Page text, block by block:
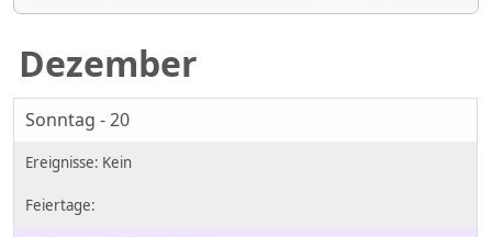
Dezember
Sonntag - 20